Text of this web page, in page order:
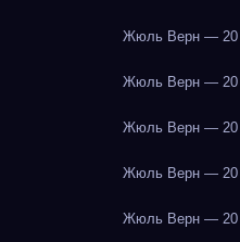
Жюль Верн — 20
Жюль Верн — 20
Жюль Верн — 20
Жюль Верн — 20
Жюль Верн — 20